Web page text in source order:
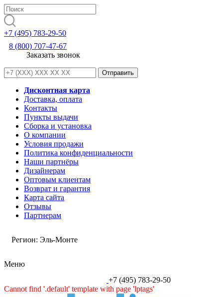
+7 (495) 783-29-50
8 (800) 707-47-67
Заказать звонок
Дисконтная карта
Доставка, оплата
Контакты
Пункты выдачи
Сборка и установка
О компании
Условия продажи
Политика конфиденциальности
Наши партнёры
Дизайнерам
Оптовым клиентам
Возврат и гарантия
Карта сайта
Отзывы
Партнерам
Регион: Эль-Монте
Меню
+7 (495) 783-29-50
Cannot find '.default' template with page 'lptags'